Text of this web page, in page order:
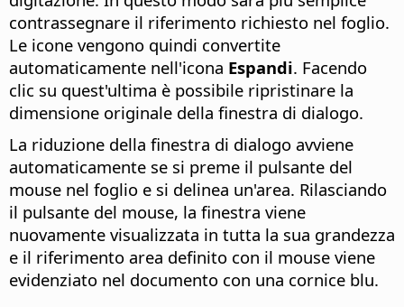
contrassegnare il riferimento richiesto nel foglio.
Le icone vengono quindi convertite
automaticamente nell'icona Espandi. Facendo
clic su quest'ultima è possibile ripristinare la
dimensione originale della finestra di dialogo.
La riduzione della finestra di dialogo avviene
automaticamente se si preme il pulsante del
mouse nel foglio e si delinea un'area. Rilasciando
il pulsante del mouse, la finestra viene
nuovamente visualizzata in tutta la sua grandezza
e il riferimento area definito con il mouse viene
evidenziato nel documento con una cornice blu.